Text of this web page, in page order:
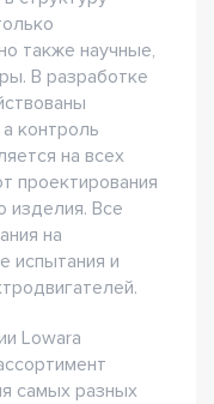
также научные,
В разработке
контроль
на всех
проектирования
изделия. Все
на
испытания и
Lowara
самых разных